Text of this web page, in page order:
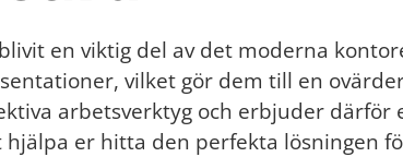
en viktig del av det moderna
vilket gör dem till en
arbetsverktyg och erbjuder
er hitta den perfekta lösningen